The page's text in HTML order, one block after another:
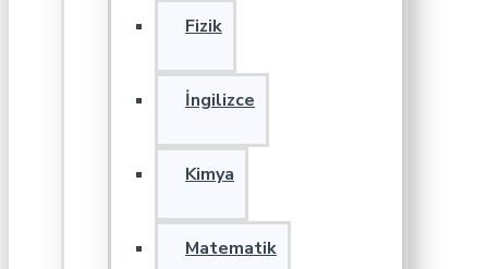
Fizik
İngilizce
Kimya
Matematik